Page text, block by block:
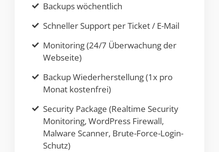
Backups wöchentlich
Schneller Support per Ticket / E-Mail
Monitoring (24/7 Überwachung der
Webseite)
Backup Wiederherstellung (1x pro
Monat kostenfrei)
Security Package (Realtime Security
Monitoring, WordPress Firewall,
Malware Scanner, Brute-Force-Login-
Schutz)